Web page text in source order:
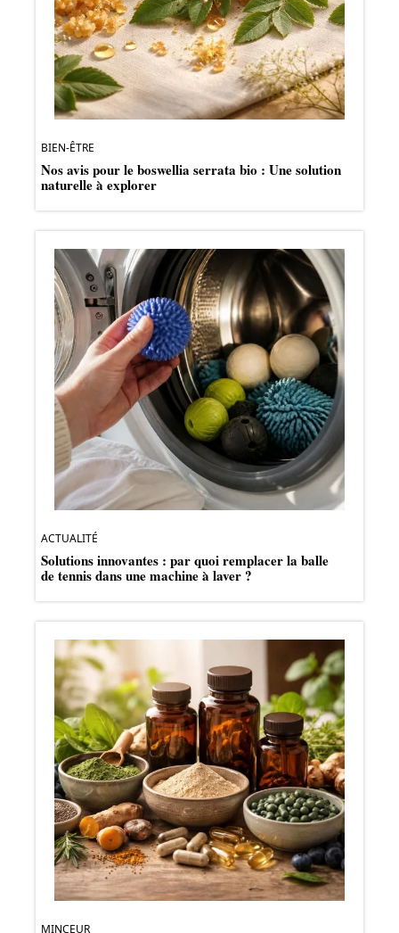
BIEN-ÊTRE
Nos avis pour le boswellia serrata bio : Une solution
naturelle à explorer
ACTUALITÉ
Solutions innovantes : par quoi remplacer la balle
de tennis dans une machine à laver ?
MINCEUR